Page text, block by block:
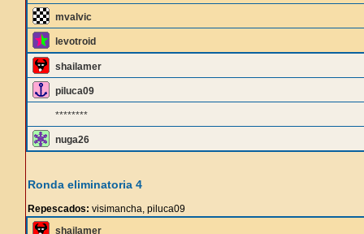
mvalvic
levotroid
shailamer
piluca09
********
nuga26
Ronda eliminatoria 4
Repescados: visimancha, piluca09
shailamer